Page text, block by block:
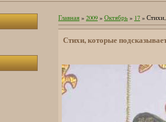
Главная » 2009 » Октябрь » 17 »
Стихи, которые